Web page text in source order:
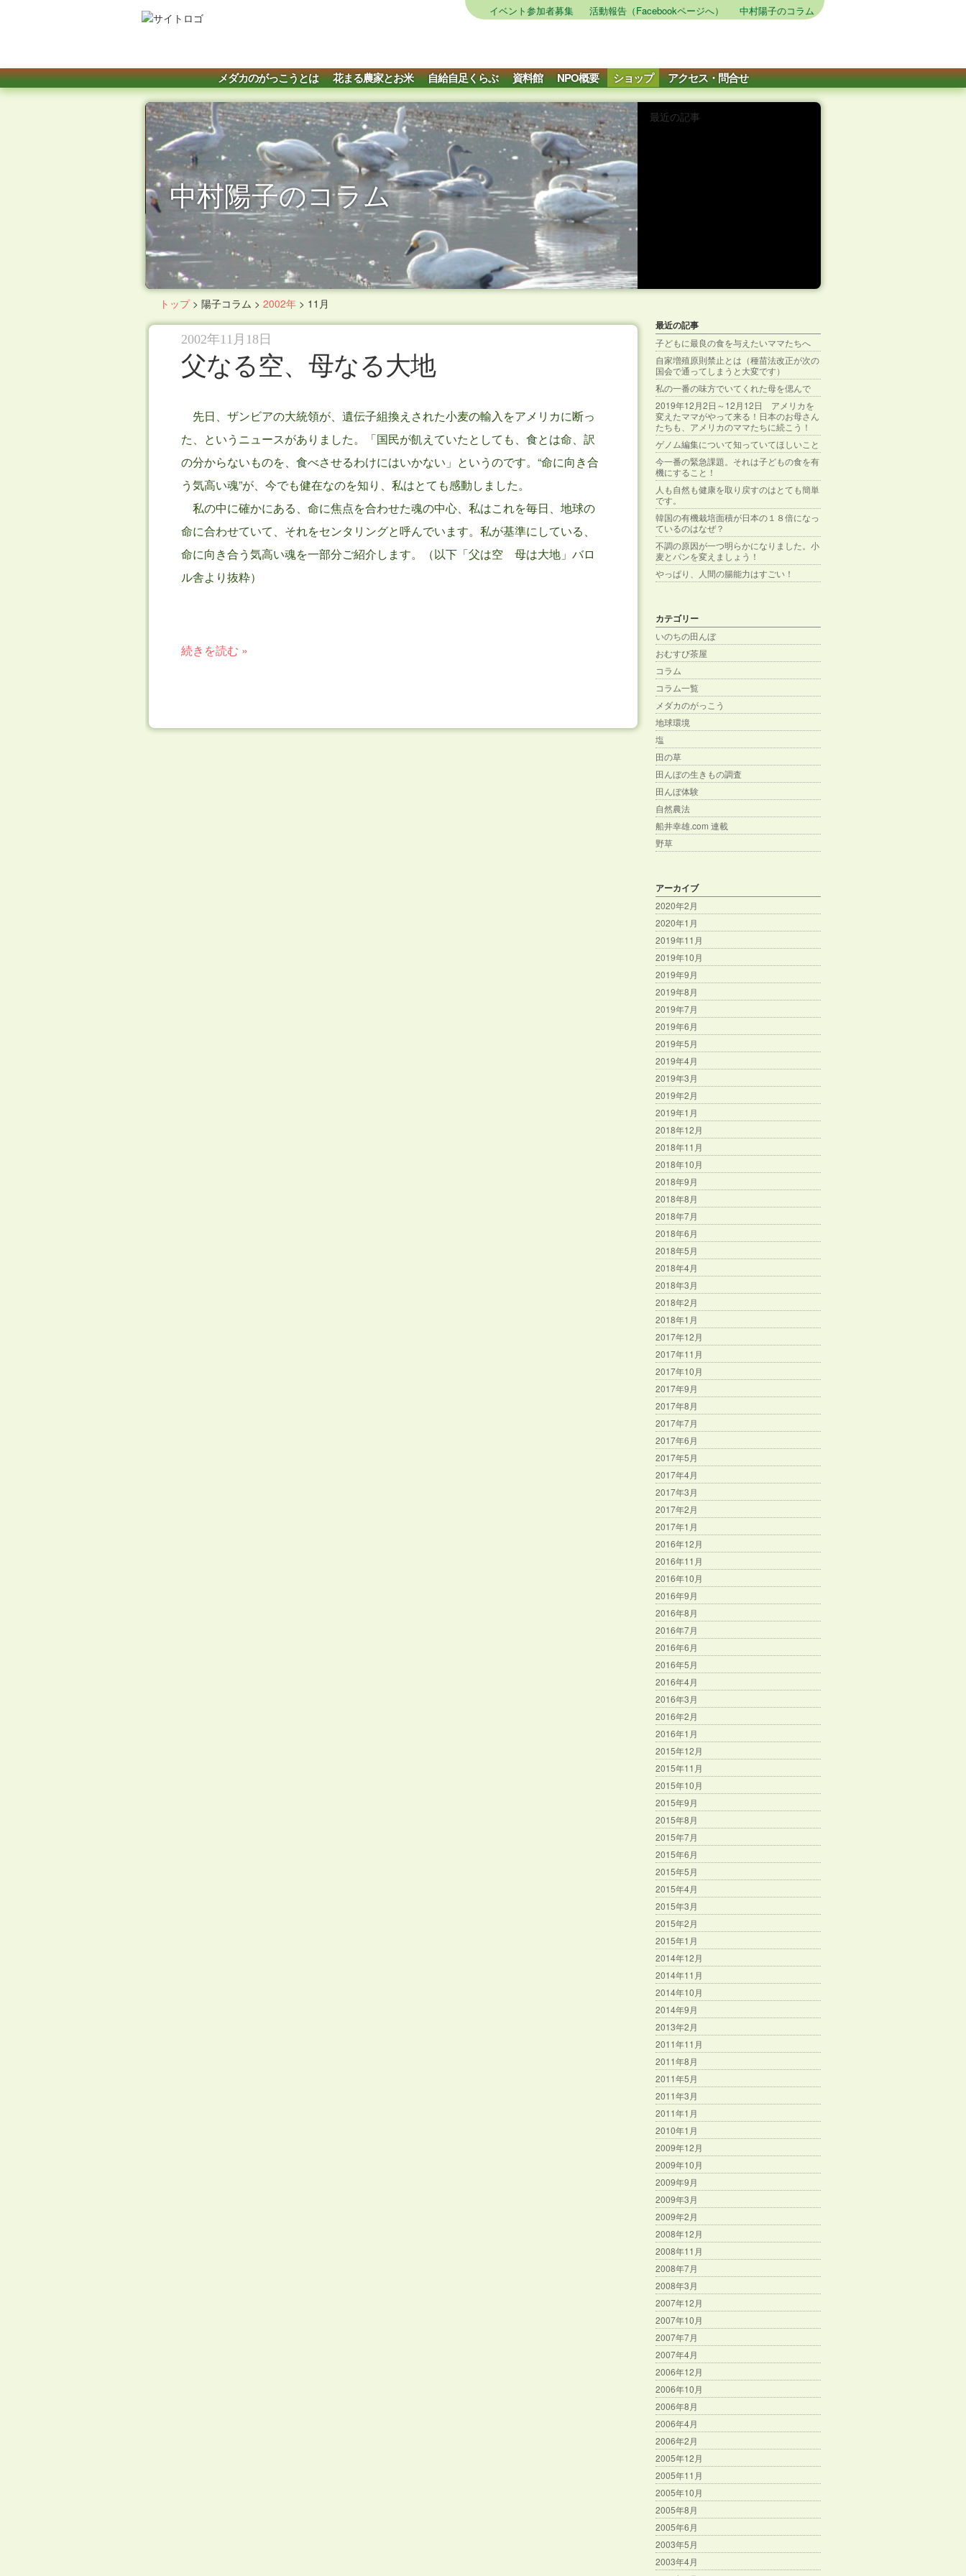
イベント参加者募集 活動報告（Facebookページへ） 中村陽子のコラム
メダカのがっこうとは 花まる農家とお米 自給自足くらぶ 資料館 NPO概要 ショップ アクセス・問合せ
中村陽子のコラム
最近の記事
トップ> 陽子コラム > 2002年 > 11月
2002年11月18日
父なる空、母なる大地
先日、ザンビアの大統領が、遺伝子組換えされた小麦の輸入をアメリカに断っ
た、というニュースがありました。「国民が飢えていたとしても、食とは命、訳
の分からないものを、食べさせるわけにはいかない」というのです。“命に向き合
う気高い魂”が、今でも健在なのを知り、私はとても感動しました。
私の中に確かにある、命に焦点を合わせた魂の中心、私はこれを毎日、地球の
命に合わせていて、それをセンタリングと呼んでいます。私が基準にしている、
命に向き合う気高い魂を一部分ご紹介します。（以下「父は空 母は大地」バロ
ル舎より抜粋）
続きを読む »
最近の記事
子どもに最良の食を与えたいママたちへ
自家増殖原則禁止とは（種苗法改正が次の
国会で通ってしまうと大変です）
私の一番の味方でいてくれた母を偲んで
2019年12月2日～12月12日 アメリカを
変えたママがやって来る！日本のお母さん
たちも、アメリカのママたちに続こう！
ゲノム編集について知っていてほしいこと
今一番の緊急課題。それは子どもの食を有
機にすること！
人も自然も健康を取り戻すのはとても簡単
です。
韓国の有機栽培面積が日本の１８倍になっ
ているのはなぜ？
不調の原因が一つ明らかになりました。小
麦とパンを変えましょう！
やっぱり、人間の腸能力はすごい！
カテゴリー
いのちの田んぼ
おむすび茶屋
コラム
コラム一覧
メダカのがっこう
地球環境
塩
田の草
田んぼの生きもの調査
田んぼ体験
自然農法
船井幸雄.com 連載
野草
アーカイブ
2020年2月
2020年1月
2019年11月
2019年10月
2019年9月
2019年8月
2019年7月
2019年6月
2019年5月
2019年4月
2019年3月
2019年2月
2019年1月
2018年12月
2018年11月
2018年10月
2018年9月
2018年8月
2018年7月
2018年6月
2018年5月
2018年4月
2018年3月
2018年2月
2018年1月
2017年12月
2017年11月
2017年10月
2017年9月
2017年8月
2017年7月
2017年6月
2017年5月
2017年4月
2017年3月
2017年2月
2017年1月
2016年12月
2016年11月
2016年10月
2016年9月
2016年8月
2016年7月
2016年6月
2016年5月
2016年4月
2016年3月
2016年2月
2016年1月
2015年12月
2015年11月
2015年10月
2015年9月
2015年8月
2015年7月
2015年6月
2015年5月
2015年4月
2015年3月
2015年2月
2015年1月
2014年12月
2014年11月
2014年10月
2014年9月
2013年2月
2011年11月
2011年8月
2011年5月
2011年3月
2011年1月
2010年1月
2009年12月
2009年10月
2009年9月
2009年3月
2009年2月
2008年12月
2008年11月
2008年7月
2008年3月
2007年12月
2007年10月
2007年7月
2007年4月
2006年12月
2006年10月
2006年8月
2006年4月
2006年2月
2005年12月
2005年11月
2005年10月
2005年8月
2005年6月
2003年5月
2003年4月